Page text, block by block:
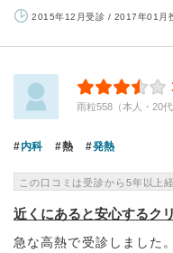
2015年12月受診 / 2017年01月
雨粒558（本人・20
内科 熱 発熱
この口コミは受診から5年以上
近くにあると安心するク
急な高熱で受診しました。